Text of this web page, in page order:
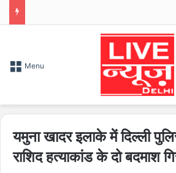
Menu
यमुना खादर इलाके में दिल्ली
राशिद हत्याकांड के दो बदमाश